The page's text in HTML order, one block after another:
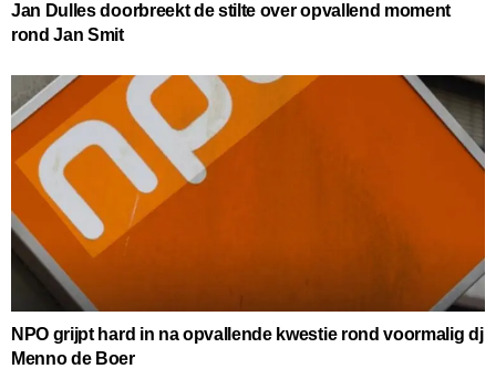
Jan Dulles doorbreekt de stilte over opvallend moment
rond Jan Smit
NPO grijpt hard in na opvallende kwestie rond voormalig dj
Menno de Boer